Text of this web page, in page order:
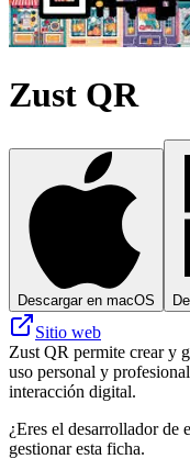
Zust QR
Descargar en macOS
Sitio web
Zust QR permite crear y
uso personal y
interacción digital.
¿Eres el desarrollador de
gestionar esta ficha.